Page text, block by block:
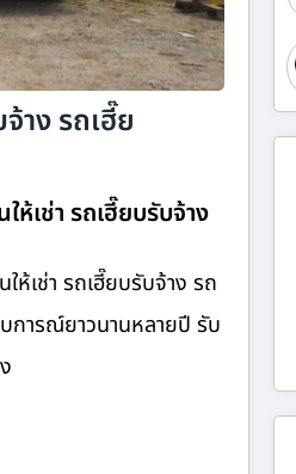
าง รถเฮี๊ย
ห้เช่า รถเฮี๊ยบรับจ้าง
ห้เช่า รถเฮี๊ยบรับจ้าง รถ
การณ์ยาวนานหลายปี รับ